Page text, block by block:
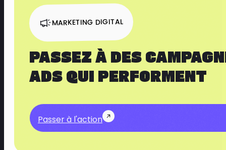
MARKETING DIGITAL
PASSEZ À DES
ADS QUI PERFORMENT
Passer à l'action